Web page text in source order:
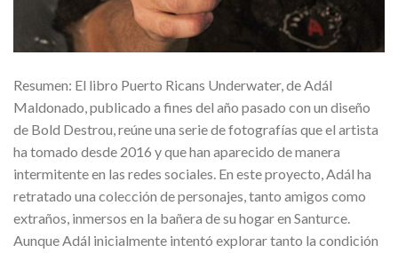
Resumen: El libro Puerto Ricans Underwater, de Adál
Maldonado, publicado a fines del año pasado con un diseño
de Bold Destrou, reúne una serie de fotografías que el artista
ha tomado desde 2016 y que han aparecido de manera
intermitente en las redes sociales. En este proyecto, Adál ha
retratado una colección de personajes, tanto amigos como
extraños, inmersos en la bañera de su hogar en Santurce.
Aunque Adál inicialmente intentó explorar tanto la condición